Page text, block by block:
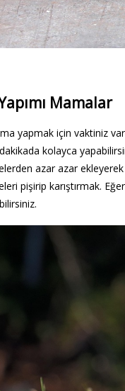
Mamalar
yapmak için vaktiniz
kolayca
azar azar
pişirip karıştırmak.